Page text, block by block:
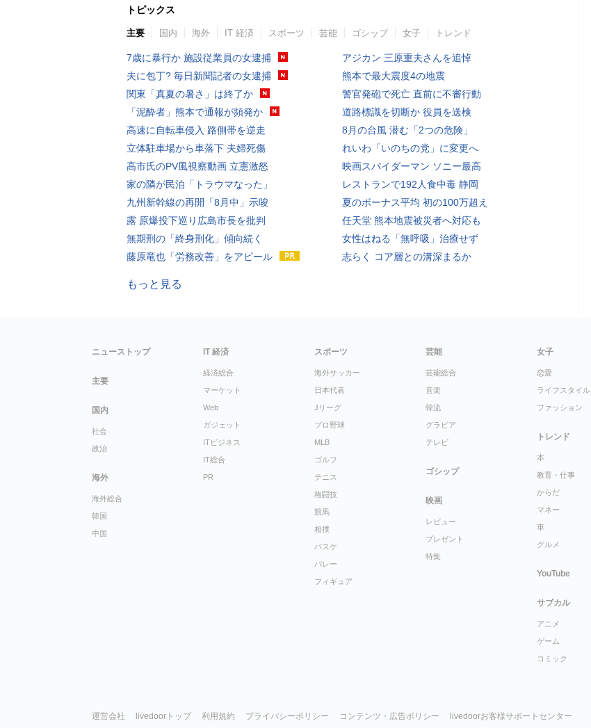
トピックス
主要 国内 海外 IT 経済 スポーツ 芸能 ゴシップ 女子 トレンド
7歳に暴行か 施設従業員の女逮捕
夫に包丁? 毎日新聞記者の女逮捕
関東「真夏の暑さ」は終了か
「泥酔者」熊本で通報が頻発か
高速に自転車侵入 路側帯を逆走
立体駐車場から車落下 夫婦死傷
高市氏のPV風視察動画 立憲激怒
家の隣が民泊「トラウマなった」
九州新幹線の再開「8月中」示唆
露 原爆投下巡り広島市長を批判
無期刑の「終身刑化」傾向続く
藤原竜也「労務改善」をアピール
アジカン 三原重夫さんを追悼
熊本で最大震度4の地震
警官発砲で死亡 直前に不審行動
道路標識を切断か 役員を送検
8月の台風 潜む「2つの危険」
れいわ「いのちの党」に変更へ
映画スパイダーマン ソニー最高
レストランで192人食中毒 静岡
夏のボーナス平均 初の100万超え
任天堂 熊本地震被災者へ対応も
女性はねる「無呼吸」治療せず
志らく コア層との溝深まるか
もっと見る
ニューストップ
主要
国内
社会
政治
海外
海外総合
韓国
中国
IT 経済
経済総合
マーケット
Web
ガジェット
ITビジネス
IT総合
PR
スポーツ
海外サッカー
日本代表
Jリーグ
プロ野球
MLB
ゴルフ
テニス
格闘技
競馬
相撲
バスケ
バレー
フィギュア
芸能
芸能総合
音楽
韓流
グラビア
テレビ
ゴシップ
映画
レビュー
プレゼント
特集
女子
恋愛
ライフスタイル
ファッション
トレンド
本
教育・仕事
からだ
マネー
車
グルメ
YouTube
サブカル
アニメ
ゲーム
コミック
運営会社 livedoorトップ 利用規約 プライバシーポリシー コンテンツ・広告ポリシー livedoorお客様サポートセンター